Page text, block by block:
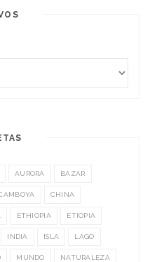
AURORA BAZAR
CHINA
ETHIOPIA ETIOPIA
INDIA ISLA LAGO
MUNDO NATURALEZA